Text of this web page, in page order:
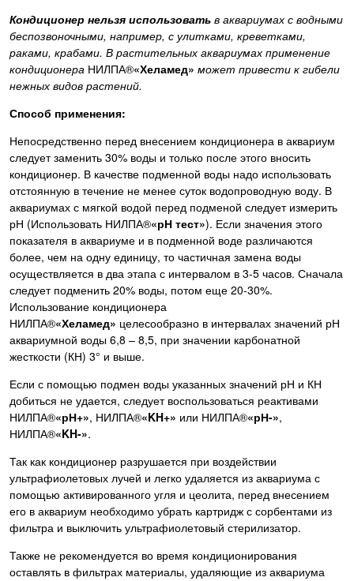
Кондиционер нельзя использовать в аквариумах с водными
беспозвоночными, например, с улитками, креветками,
раками, крабами. В растительных аквариумах применение
кондиционера НИЛПА®«Хеламед» может привести к гибели
нежных видов растений.
Способ применения:
Непосредственно перед внесением кондиционера в аквариум
следует заменить 30% воды и только после этого вносить
кондиционер. В качестве подменной воды надо использовать
отстоянную в течение не менее суток водопроводную воду. В
аквариумах с мягкой водой перед подменой следует измерить
рН (Использовать НИЛПА®«рН тест»). Если значения этого
показателя в аквариуме и в подменной воде различаются
более, чем на одну единицу, то частичная замена воды
осуществляется в два этапа с интервалом в 3-5 часов. Сначала
следует подменить 20% воды, потом еще 20-30%.
Использование кондиционера
НИЛПА®«Хеламед» целесообразно в интервалах значений рН
аквариумной воды 6,8 – 8,5, при значении карбонатной
жесткости (КН) 3° и выше.
Если с помощью подмен воды указанных значений рН и КН
добиться не удается, следует воспользоваться реактивами
НИЛПА®«рН+», НИЛПА®«KH+» или НИЛПА®«рН-»,
НИЛПА®«KH-».
Так как кондиционер разрушается при воздействии
ультрафиолетовых лучей и легко удаляется из аквариума с
помощью активированного угля и цеолита, перед внесением
его в аквариум необходимо убрать картридж с сорбентами из
фильтра и выключить ультрафиолетовый стерилизатор.
Также не рекомендуется во время кондиционирования
оставлять в фильтрах материалы, удаляющие из аквариума